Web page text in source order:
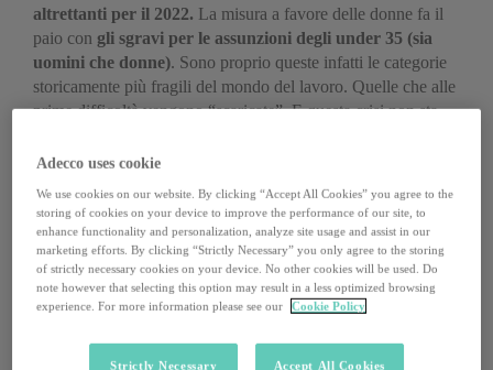
altrettanti per il 2022. La misura a favore delle donne fa il
paio con gli sgravi per le assunzioni degli under 35 (sia
uomini che donne). Sono proprio queste infatti le categorie
storicamente più fragili del mondo del lavoro. Quelle che alle
prime difficoltà vengono “scaricate”. E questa crisi non sta
esperti indicano il fatto che le donne sono le principali vittime
dello sconvolgimento sociale ed economico causato dagli
effetti globali del virus. Eppure, anche se l’evoluzione della
pandemia è ancora parecchio incerta,il 2021 non sarà (solo)
a tinte fosche.«Ci sono molte aziende in crescita in questo
altre in difficoltà», sottolineano le esperte del Young
Adecco uses cookie
We use cookies on our website. By clicking “Accept All Cookies” you agree to the
storing of cookies on your device to improve the performance of our site, to
enhance functionality and personalization, analyze site usage and assist in our
marketing efforts. By clicking “Strictly Necessary” you only agree to the storing
of strictly necessary cookies on your device. No other cookies will be used. Do
note however that selecting this option may result in a less optimized browsing
experience. For more information please see our
Cookie Policy
Strictly Necessary Accept All Cookies